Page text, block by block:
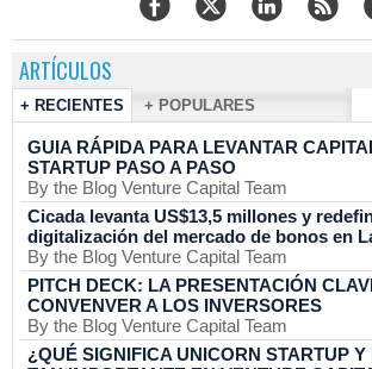
ARTÍCULOS
+ RECIENTES + POPULARES
GUIA RÁPIDA PARA LEVANTAR
STARTUP PASO A PASO
By the Blog Venture Capital Team
Cicada levanta US$13,5 millones y
digitalización del mercado de bonos en
By the Blog Venture Capital Team
PITCH DECK: LA PRESENTACIÓN
CONVENVER A LOS INVERSORES
By the Blog Venture Capital Team
¿QUÉ SIGNIFICA UNICORN STARTUP